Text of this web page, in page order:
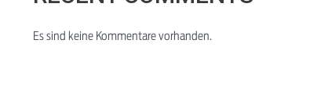
Es sind keine Kommentare vorhanden.